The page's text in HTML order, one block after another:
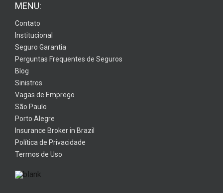
MENU:
Contato
Institucional
Seguro Garantia
Perguntas Frequentes de Seguros
Blog
Sinistros
Vagas de Emprego
São Paulo
Porto Alegre
Insurance Broker in Brazil
Política de Privacidade
Termos de Uso